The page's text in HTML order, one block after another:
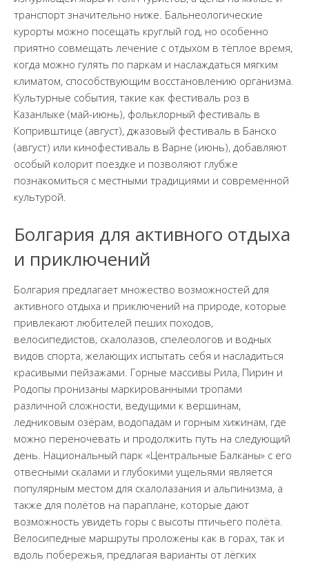
транспорт значительно ниже. Бальнеологические
курорты можно посещать круглый год, но особенно
приятно совмещать лечение с отдыхом в тёплое время,
когда можно гулять по паркам и наслаждаться мягким
климатом, способствующим восстановлению организма.
Культурные события, такие как фестиваль роз в
Казанлыке (май-июнь), фольклорный фестиваль в
Копривштице (август), джазовый фестиваль в Банско
(август) или кинофестиваль в Варне (июнь), добавляют
особый колорит поездке и позволяют глубже
познакомиться с местными традициями и современной
культурой.
Болгария для активного отдыха
и приключений
Болгария предлагает множество возможностей для
активного отдыха и приключений на природе, которые
привлекают любителей пеших походов,
велосипедистов, скалолазов, спелеологов и водных
видов спорта, желающих испытать себя и насладиться
красивыми пейзажами. Горные массивы Рила, Пирин и
Родопы пронизаны маркированными тропами
различной сложности, ведущими к вершинам,
ледниковым озёрам, водопадам и горным хижинам, где
можно переночевать и продолжить путь на следующий
день. Национальный парк «Центральные Балканы» с его
отвесными скалами и глубокими ущельями является
популярным местом для скалолазания и альпинизма, а
также для полётов на параплане, которые дают
возможность увидеть горы с высоты птичьего полёта.
Велосипедные маршруты проложены как в горах, так и
вдоль побережья, предлагая варианты от лёгких